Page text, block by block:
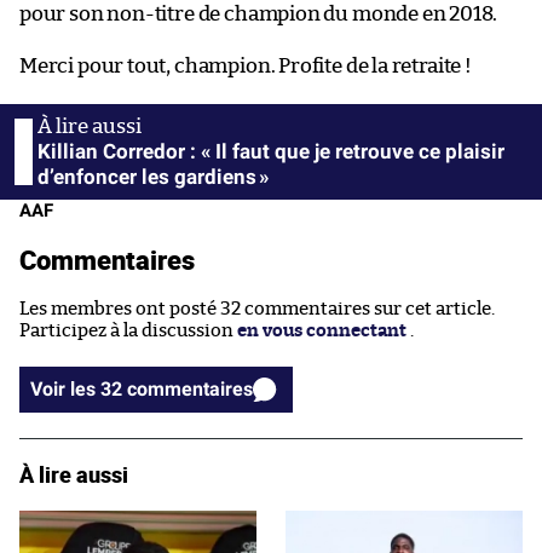
pour son non-titre de champion du monde en 2018.
Merci pour tout, champion. Profite de la retraite !
Killian Corredor : « Il faut que je retrouve ce plaisir
d’enfoncer les gardiens »
AAF
Commentaires
Les membres ont posté 32 commentaires sur cet article.
Participez à la discussion en vous connectant
Voir les 32 commentaires
À lire aussi